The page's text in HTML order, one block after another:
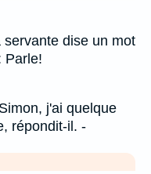
dise un mot
Parle!
j'ai quelque
répondit-il. -